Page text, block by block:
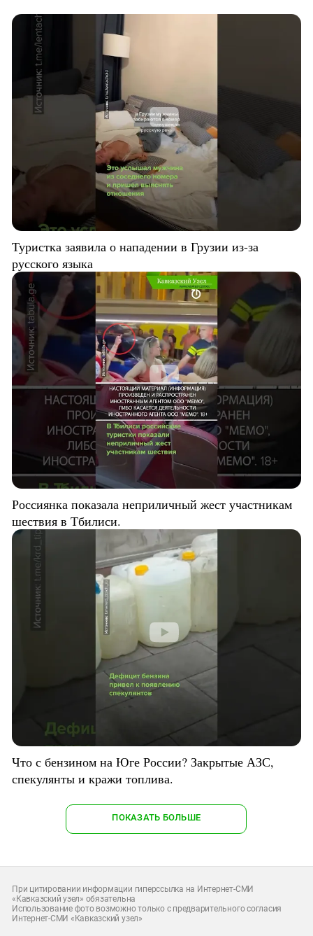
Туристка заявила о нападении в Грузии из-за
русского языка
Россиянка показала неприличный жест участникам
шествия в Тбилиси.
Что с бензином на Юге России? Закрытые АЗС,
спекулянты и кражи топлива.
ПОКАЗАТЬ БОЛЬШЕ
При цитировании информации гиперссылка на Интернет-СМИ
«Кавказский узел» обязательна
Использование фото возможно только с предварительного согласия
Интернет-СМИ «Кавказский узел»